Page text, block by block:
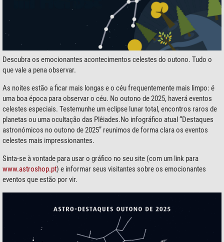
Descubra os emocionantes acontecimentos celestes do outono. Tudo o
que vale a pena observar.
As noites estão a ficar mais longas e o céu frequentemente mais limpo: é
uma boa época para observar o céu. No outono de 2025, haverá eventos
celestes especiais. Testemunhe um eclipse lunar total, encontros raros de
planetas ou uma ocultação das Plêiades.No infográfico atual “Destaques
astronómicos no outono de 2025” reunimos de forma clara os eventos
celestes mais impressionantes.
Sinta-se à vontade para usar o gráfico no seu site (com um link para
www.astroshop.pt) e informar seus visitantes sobre os emocionantes
eventos que estão por vir.